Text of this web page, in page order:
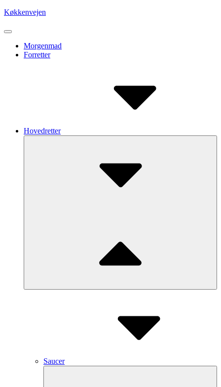
Skip
content
Køkkenvejen
Site
Navigation
Site
Navigation
Morgenmad
Forretter
Hovedretter
Saucer